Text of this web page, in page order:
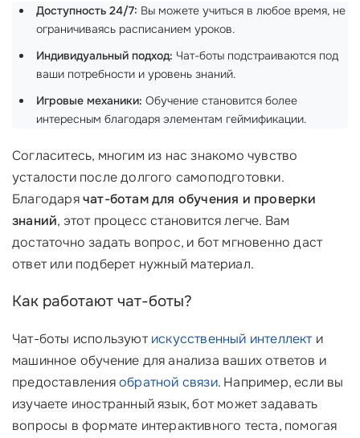
Доступность 24/7: Вы можете учиться в любое время, не
ограничиваясь расписанием уроков.
Индивидуальный подход: Чат-боты подстраиваются под
ваши потребности и уровень знаний.
Игровые механики: Обучение становится более
интересным благодаря элементам геймификации.
Согласитесь, многим из нас знакомо чувство
усталости после долгого самоподготовки.
Благодарячат-ботам для обучения и проверки
знаний, этот процесс становится легче. Вам
достаточно задать вопрос, и бот мгновенно даст
ответ или подберет нужный материал.
Как работают чат-боты?
Чат-боты используютискусственный интеллекти
машинное обучение для анализа ваших ответов и
предоставленияобратной связи. Например, если вы
изучаете иностранный язык, бот может задавать
вопросы в формате интерактивного теста, помогая